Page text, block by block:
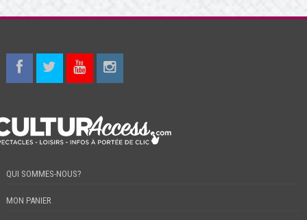
QUI SOMMES-NOUS?
MON PANIER